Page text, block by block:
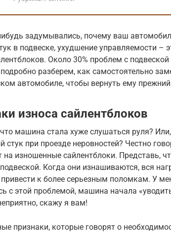
задумывались, почему ваш
в подвеске, ухудшение управляемости –
Около 30% проблем с
разберем, как самостоятельно
автомобиле, чтобы вернуть ему
износа сайлентблоков
машина стала хуже слушаться руля?
стук при проезде неровностей? Честно
на изношенные сайлентблоки. Представь,
Когда они изнашиваются, вся
к более серьезным поломкам. У
с этой проблемой, машина начала
скажу я вам!
признаки, которые говорят о